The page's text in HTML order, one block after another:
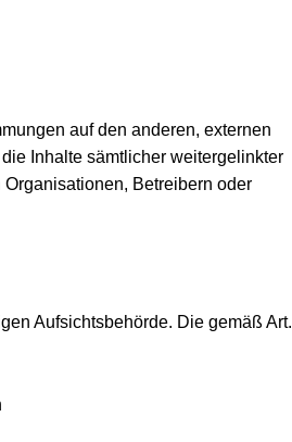
auf den anderen, externen
Inhalte sämtlicher weitergelinkter
Betreibern oder
Aufsichtsbehörde. Die gemäß Art.